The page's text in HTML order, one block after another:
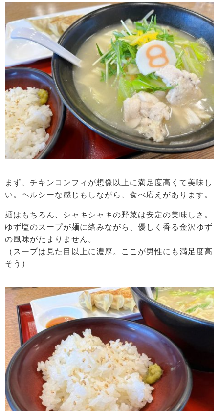
まず、チキンコンフィが想像以上に満足度高くて美味し
い。ヘルシーな感じもしながら、食べ応えがあります。
麺はもちろん、シャキシャキの野菜は安定の美味しさ。
ゆず塩のスープが麺に絡みながら、優しく香る金沢ゆず
の風味がたまりません。
（スープは見た目以上に濃厚。ここが男性にも満足度高
そう）